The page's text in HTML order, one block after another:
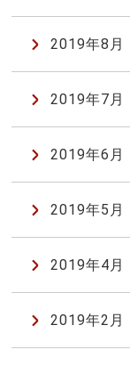
2019年8月
2019年7月
2019年6月
2019年5月
2019年4月
2019年2月